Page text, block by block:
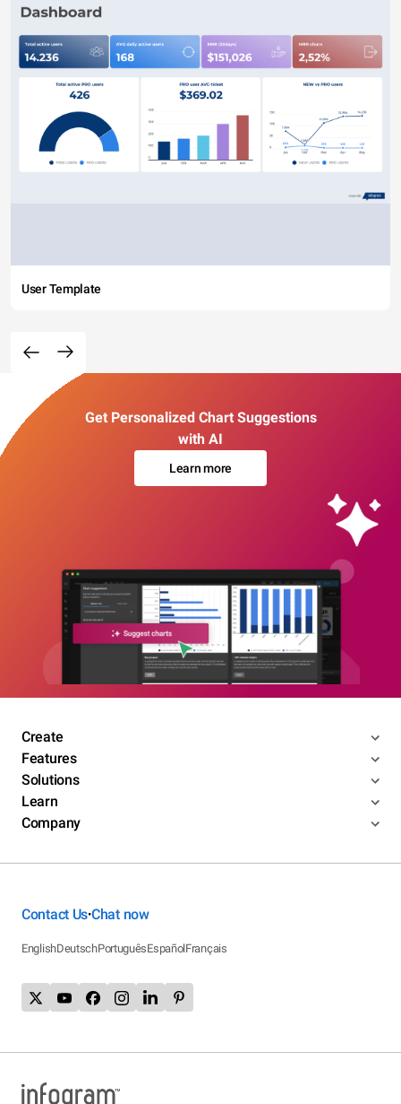
User Template
Get Personalized Chart Suggestions
with AI
Learn more
Create
Features
Solutions
Learn
Company
Contact Us•Chat now
EnglishDeutschPortuguêsEspañolFrançais